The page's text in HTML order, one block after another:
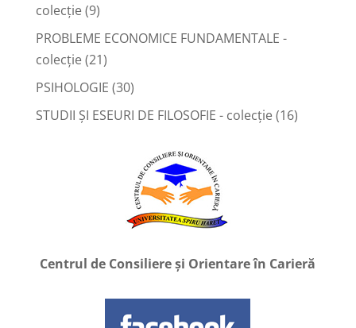
colecție(9)
PROBLEME ECONOMICE FUNDAMENTALE -
colecție(21)
PSIHOLOGIE (30)
STUDII ȘI ESEURI DE FILOSOFIE - colecție(16)
Centrul de Consiliere și Orientare în Carieră